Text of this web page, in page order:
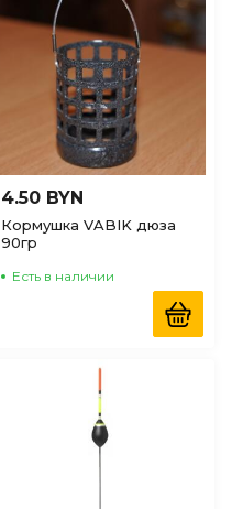
4.50 BYN
Кормушка VABIK дюза
90гр
Есть в наличии